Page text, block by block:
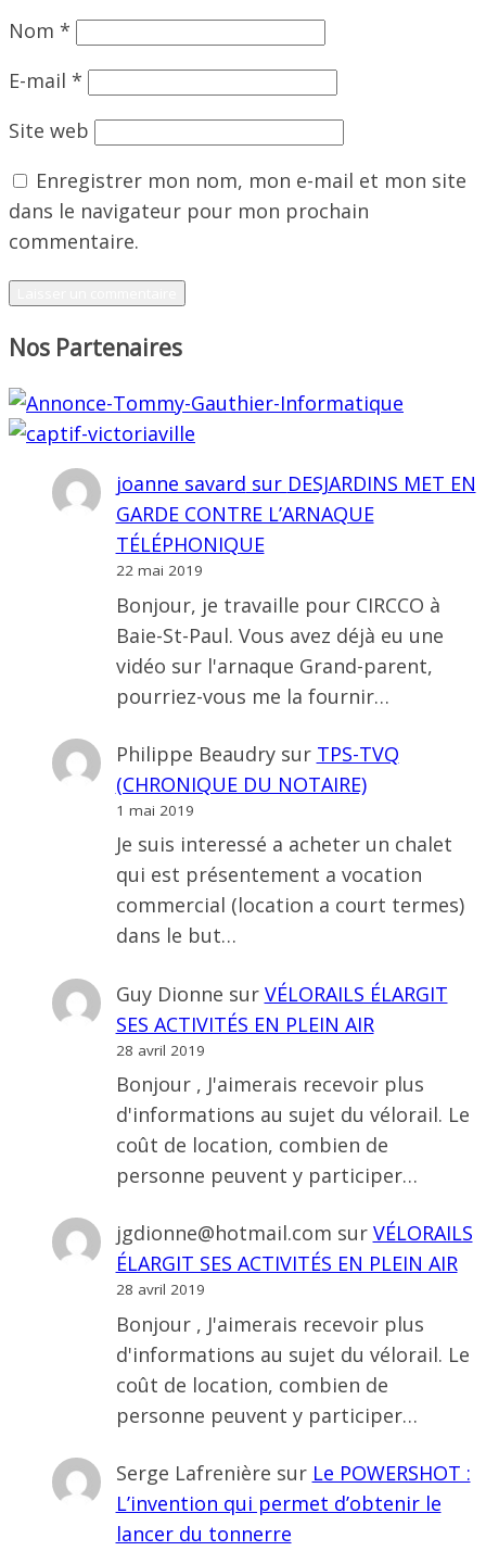
Nom *
E-mail *
Site web
Enregistrer mon nom, mon e-mail et mon site
dans le navigateur pour mon prochain
commentaire.
Nos Partenaires
joanne savard sur DESJARDINS MET EN
GARDE CONTRE L’ARNAQUE
TÉLÉPHONIQUE
22 mai 2019
Bonjour, je travaille pour CIRCCO à
Baie-St-Paul. Vous avez déjà eu une
vidéo sur l'arnaque Grand-parent,
pourriez-vous me la fournir…
Philippe Beaudrysur TPS-TVQ
(CHRONIQUE DU NOTAIRE)
1 mai 2019
Je suis interessé a acheter un chalet
qui est présentement a vocation
commercial (location a court termes)
dans le but…
Guy Dionne sur VÉLORAILS ÉLARGIT
SES ACTIVITÉS EN PLEIN AIR
28 avril 2019
Bonjour , J'aimerais recevoir plus
d'informations au sujet du vélorail. Le
coût de location, combien de
personne peuvent y participer…
jgdionne@hotmail.com sur VÉLORAILS
ÉLARGIT SES ACTIVITÉS EN PLEIN AIR
28 avril 2019
Bonjour , J'aimerais recevoir plus
d'informations au sujet du vélorail. Le
coût de location, combien de
personne peuvent y participer…
Serge Lafrenière sur Le POWERSHOT :
L’invention qui permet d’obtenir le
lancer du tonnerre